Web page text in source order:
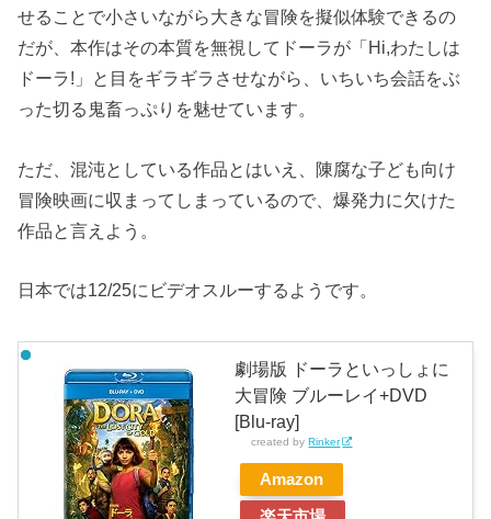
せることで小さいながら大きな冒険を擬似体験できるの
だが、本作はその本質を無視してドーラが「Hi,わたしは
ドーラ!」と目をギラギラさせながら、いちいち会話をぶ
った切る鬼畜っぷりを魅せています。
ただ、混沌としている作品とはいえ、陳腐な子ども向け
冒険映画に収まってしまっているので、爆発力に欠けた
作品と言えよう。
日本では12/25にビデオスルーするようです。
劇場版 ドーラといっしょに
大冒険 ブルーレイ+DVD
[Blu-ray]
created byRinker
Amazon